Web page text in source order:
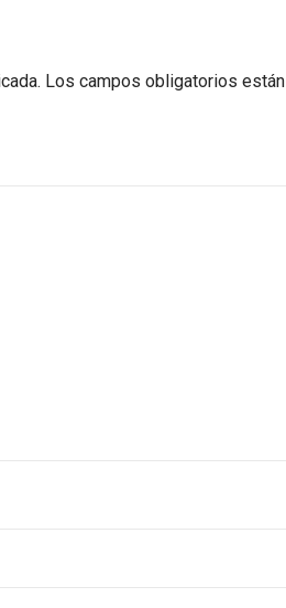
Los campos obligatorios están